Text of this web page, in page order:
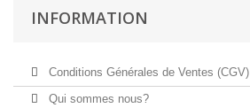
INFORMATION
Conditions Générales de Ventes (CGV)
Qui sommes nous?